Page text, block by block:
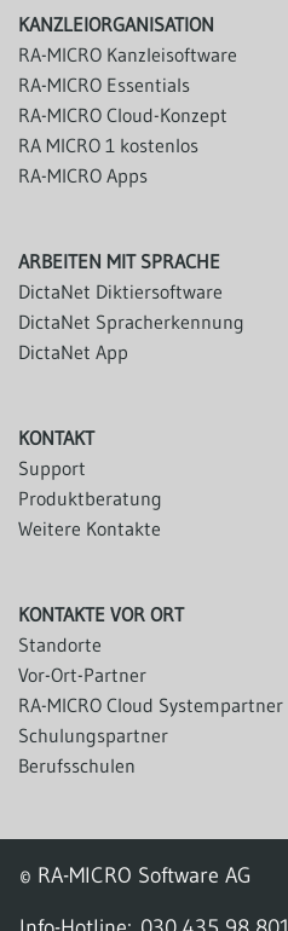
KANZLEIORGANISATION
RA-MICRO Kanzleisoftware
RA-MICRO Essentials
RA-MICRO Cloud-Konzept
RA MICRO 1 kostenlos
RA-MICRO Apps
ARBEITEN MIT SPRACHE
DictaNet Diktiersoftware
DictaNet Spracherkennung
DictaNet App
KONTAKT
Support
Produktberatung
Weitere Kontakte
KONTAKTE VOR ORT
Standorte
Vor-Ort-Partner
RA-MICRO Cloud Systempartner
Schulungspartner
Berufsschulen
© RA-MICRO Software AG